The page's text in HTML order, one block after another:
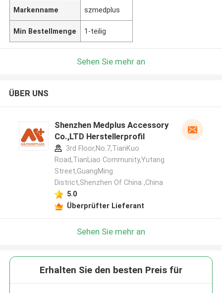
Markenname szmedplus
Min Bestellmenge 1-teilig
Sehen Sie mehr an
ÜBER UNS
Shenzhen Medplus Accessory
Co.,LTD Herstellerprofil
3rd Floor,No.7,TianKuo
Road,TianLiao Community,Yutang
Street,GuangMing
District,Shenzhen Of China ,China
5.0
Überprüfter Lieferant
Sehen Sie mehr an
Erhalten Sie den besten Preis für